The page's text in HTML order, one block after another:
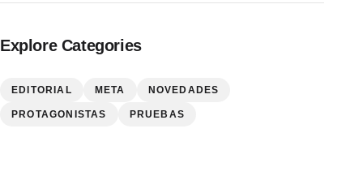
Explore Categories
EDITORIAL META NOVEDADES
PROTAGONISTAS PRUEBAS